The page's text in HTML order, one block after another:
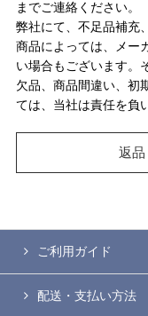
までご連絡ください。
弊社にて、不足品補充
商品によっては、メー
い場合もございます。
欠品、商品間違い、初
ては、当社は責任を負
返
ご利用ガイド
配送・支払い方法